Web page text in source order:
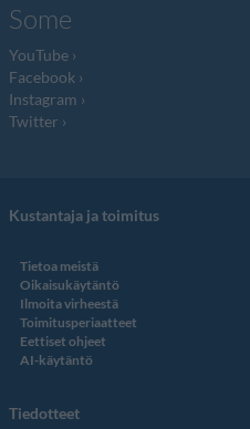
Some
YouTube
Facebook
Instagram
Twitter
Kustantaja ja toimitus
Tietoa meistä
Oikaisukäytäntö
Ilmoita virheestä
Toimitusperiaatteet
Eettiset ohjeet
AI-käytäntö
Tiedotteet